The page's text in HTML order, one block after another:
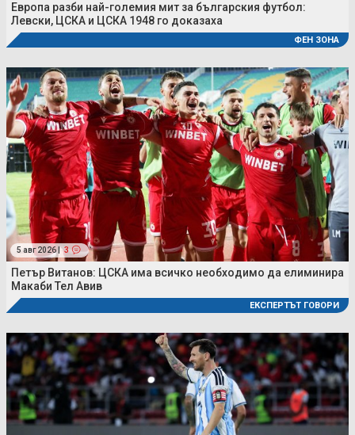
Европа разби най-големия мит за българския футбол:
Левски, ЦСКА и ЦСКА 1948 го доказаха
ФЕН ЗОНА
5 авг 2026 | 3
Петър Витанов: ЦСКА има всичко необходимо да елиминира
Макаби Тел Авив
ЕКСПЕРТЪТ ГОВОРИ